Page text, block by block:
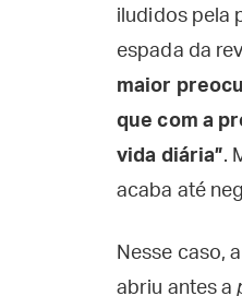
iludidos pela
espada da
maior
que com a
vida diária”.
acaba até
Nesse caso,
abriu antes a